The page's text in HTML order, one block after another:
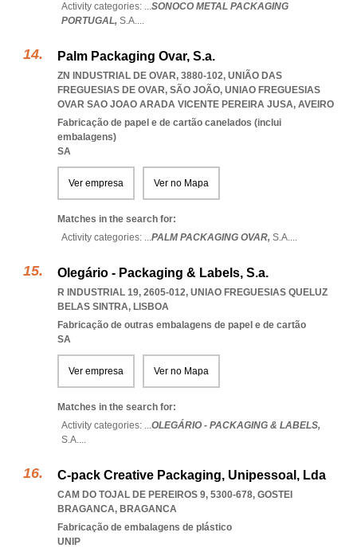
Activity categories: ...SONOCO METAL PACKAGING
PORTUGAL, S.A....
Palm Packaging Ovar, S.a.
ZN INDUSTRIAL DE OVAR, 3880-102, UNIÃO DAS
FREGUESIAS DE OVAR, SÃO JOÃO, UNIAO FREGUESIAS
OVAR SAO JOAO ARADA VICENTE PEREIRA JUSA, AVEIRO
Fabricação de papel e de cartão canelados (inclui
embalagens)
SA
Ver empresa Ver no Mapa
Matches in the search for:
Activity categories: ...PALM PACKAGING OVAR, S.A....
Olegário - Packaging & Labels, S.a.
R INDUSTRIAL 19, 2605-012, UNIAO FREGUESIAS QUELUZ
BELAS SINTRA, LISBOA
Fabricação de outras embalagens de papel e de cartão
SA
Ver empresa Ver no Mapa
Matches in the search for:
Activity categories: ...OLEGÁRIO - PACKAGING & LABELS,
S.A....
C-pack Creative Packaging, Unipessoal, Lda
CAM DO TOJAL DE PEREIROS 9, 5300-678, GOSTEI
BRAGANCA, BRAGANCA
Fabricação de embalagens de plástico
UNIP